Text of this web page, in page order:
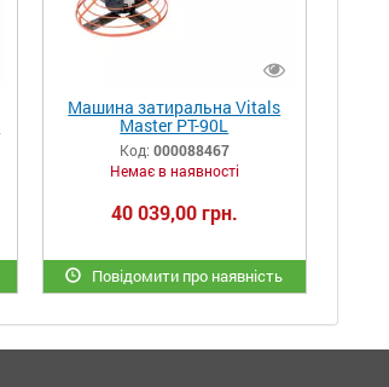
Машина затиральна Vitals
Master PT-90L
Код: 000088467
Немає в наявності
40 039,00 грн.
Повідомити про наявність